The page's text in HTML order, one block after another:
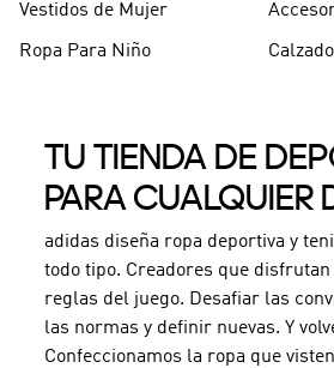
Vestidos de Mujer
Ropa Para Niño
TU TIENDA DE
PARA CUALQUIER
adidas diseña ropa deportiva y
todo tipo. Creadores que
reglas del juego. Desafiar las
las normas y definir nuevas. Y
Confeccionamos la ropa que